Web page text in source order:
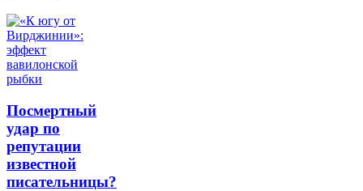
Посмертный
удар по
репутации
известной
писательницы?